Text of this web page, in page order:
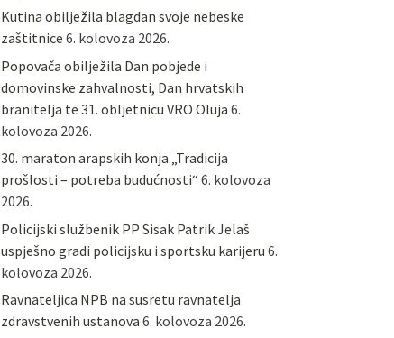
Kutina obilježila blagdan svoje nebeske
zaštitnice 6. kolovoza 2026.
Popovača obilježila Dan pobjede i
domovinske zahvalnosti, Dan hrvatskih
branitelja te 31. obljetnicu VRO Oluja 6.
kolovoza 2026.
30. maraton arapskih konja „Tradicija
prošlosti – potreba budućnosti“ 6. kolovoza
2026.
Policijski službenik PP Sisak Patrik Jelaš
uspješno gradi policijsku i sportsku karijeru 6.
kolovoza 2026.
Ravnateljica NPB na susretu ravnatelja
zdravstvenih ustanova 6. kolovoza 2026.